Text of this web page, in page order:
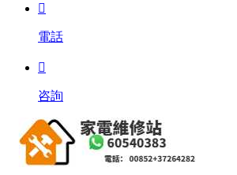

電話

咨詢